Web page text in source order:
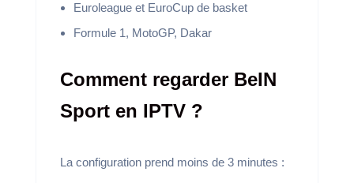
Euroleague et EuroCup de basket
Formule 1, MotoGP, Dakar
Comment regarder BeIN
Sport en IPTV ?
La configuration prend moins de 3 minutes :